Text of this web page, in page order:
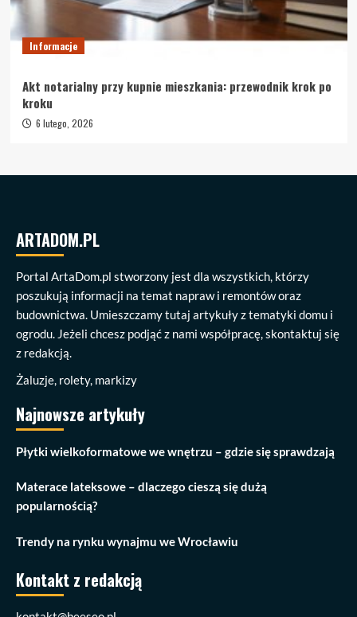
Informacje
Akt notarialny przy kupnie mieszkania: przewodnik krok po
kroku
6 lutego, 2026
ARTADOM.PL
Portal ArtaDom.pl stworzony jest dla wszystkich, którzy
poszukują informacji na temat napraw i remontów oraz
budownictwa. Umieszczamy tutaj artykuły z tematyki domu i
ogrodu. Jeżeli chcesz podjąć z nami współpracę, skontaktuj się
z redakcją.
Żaluzje, rolety, markizy
Najnowsze artykuły
Płytki wielkoformatowe we wnętrzu – gdzie się sprawdzają
Materace lateksowe – dlaczego cieszą się dużą
popularnością?
Trendy na rynku wynajmu we Wrocławiu
Kontakt z redakcją